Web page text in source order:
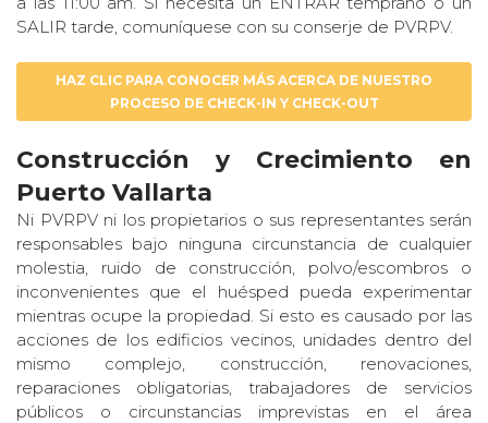
SALIR tarde, comuníquese con su conserje de PVRPV.
HAZ CLIC PARA CONOCER MÁS ACERCA DE NUESTRO
PROCESO DE CHECK-IN Y CHECK-OUT
Construcción y Crecimiento en
Puerto Vallarta
Ni PVRPV ni los propietarios o sus representantes serán
responsables bajo ninguna circunstancia de cualquier
molestia, ruido de construcción, polvo/escombros o
inconvenientes que el huésped pueda experimentar
mientras ocupe la propiedad. Si esto es causado por las
acciones de los edificios vecinos, unidades dentro del
mismo complejo, construcción, renovaciones,
reparaciones obligatorias, trabajadores de servicios
públicos o circunstancias imprevistas en el área